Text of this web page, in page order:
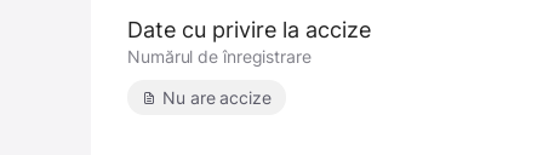
Date cu privire la accize
Numărul de înregistrare
Nu are accize